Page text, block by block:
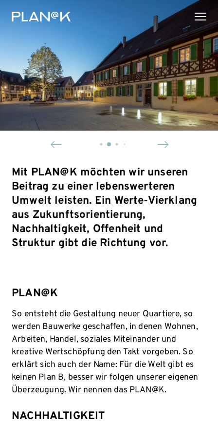
Mit PLAN@K möchten wir unseren
Beitrag zu einer lebenswerteren
Umwelt leisten. Ein Werte-Vierklang
aus Zukunftsorientierung,
Nachhaltigkeit, Offenheit und
Struktur gibt die Richtung vor.
PLAN@K
So entsteht die Gestaltung neuer Quartiere, so
werden Bauwerke geschaffen, in denen Wohnen,
Arbeiten, Handel, soziales Miteinander und
kreative Wertschöpfung den Takt vorgeben. So
erklärt sich auch der Name: Für die Welt gibt es
keinen Plan B, besser wir folgen unserer eigenen
Überzeugung. Wir nennen das PLAN@K.
NACHHALTIGKEIT